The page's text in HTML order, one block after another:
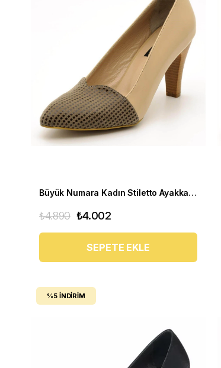
Büyük Numara Kadın Stiletto Ayakkabı 2023 Bej
₺4.002
₺4.890
SEPETE EKLE
%5 İNDIRIM